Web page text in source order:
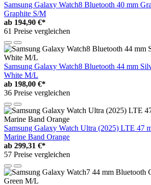
Samsung Galaxy Watch8 Bluetooth 40 mm
Graphite S/M
ab 194,90 €*
61 Preise vergleichen
Samsung Galaxy Watch8 Bluetooth 44 mm
White M/L
ab 198,00 €*
36 Preise vergleichen
Samsung Galaxy Watch Ultra (2025) LTE 47
Marine Band Orange
ab 299,31 €*
57 Preise vergleichen